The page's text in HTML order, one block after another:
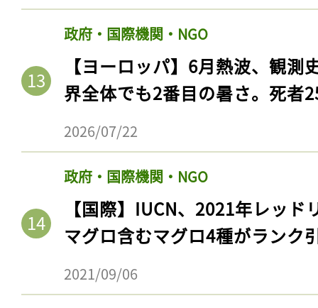
政府・国際機関・NGO
【ヨーロッパ】6月熱波、観
界全体でも2番目の暑さ。死者
2026/07/22
政府・国際機関・NGO
【国際】IUCN、2021年レッ
マグロ含むマグロ4種がランク
2021/09/06
会員登録